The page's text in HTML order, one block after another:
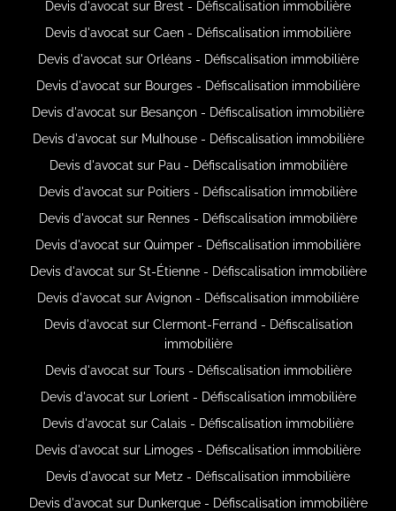
Devis d'avocat sur Brest - Défiscalisation immobilière
Devis d'avocat sur Caen - Défiscalisation immobilière
Devis d'avocat sur Orléans - Défiscalisation immobilière
Devis d'avocat sur Bourges - Défiscalisation immobilière
Devis d'avocat sur Besançon - Défiscalisation immobilière
Devis d'avocat sur Mulhouse - Défiscalisation immobilière
Devis d'avocat sur Pau - Défiscalisation immobilière
Devis d'avocat sur Poitiers - Défiscalisation immobilière
Devis d'avocat sur Rennes - Défiscalisation immobilière
Devis d'avocat sur Quimper - Défiscalisation immobilière
Devis d'avocat sur St-Étienne - Défiscalisation immobilière
Devis d'avocat sur Avignon - Défiscalisation immobilière
Devis d'avocat sur Clermont-Ferrand - Défiscalisation
immobilière
Devis d'avocat sur Tours - Défiscalisation immobilière
Devis d'avocat sur Lorient - Défiscalisation immobilière
Devis d'avocat sur Calais - Défiscalisation immobilière
Devis d'avocat sur Limoges - Défiscalisation immobilière
Devis d'avocat sur Metz - Défiscalisation immobilière
Devis d'avocat sur Dunkerque - Défiscalisation immobilière